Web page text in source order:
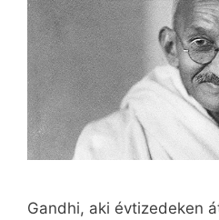
Gandhi, aki évtizedeken